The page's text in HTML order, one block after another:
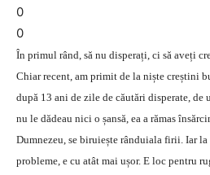
0
0
În primul rând, să nu disperați, ci să aveți
Chiar recent, am primit de la niște creștini
după 13 ani de zile de căutări disperate, de
nu le dădeau nici o șansă, ea a rămas
Dumnezeu, se biruiește rânduiala firii. Iar
probleme, e cu atât mai ușor. E loc pentru